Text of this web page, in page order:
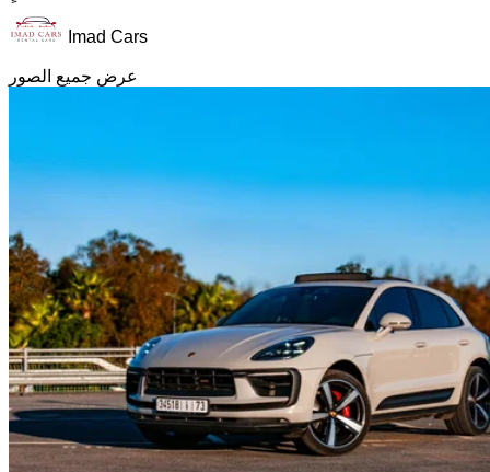
Imad Cars
عرض جميع الصور